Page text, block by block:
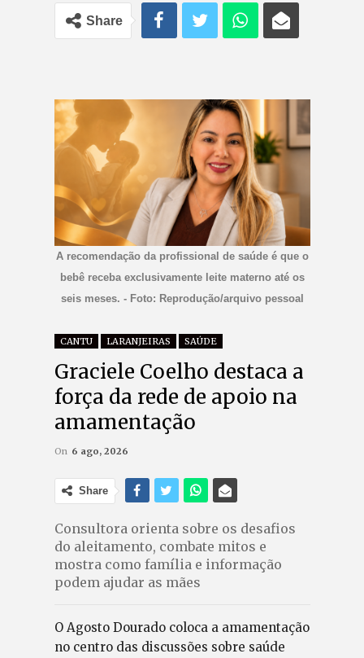
Share
A recomendação da profissional de saúde é que o
bebê receba exclusivamente leite materno até os
seis meses. - Foto: Reprodução/arquivo pessoal
CANTU LARANJEIRAS SAÚDE
Graciele Coelho destaca a
força da rede de apoio na
amamentação
On 6 ago, 2026
Share
Consultora orienta sobre os desafios
do aleitamento, combate mitos e
mostra como família e informação
podem ajudar as mães
O Agosto Dourado coloca a amamentação
no centro das discussões sobre saúde